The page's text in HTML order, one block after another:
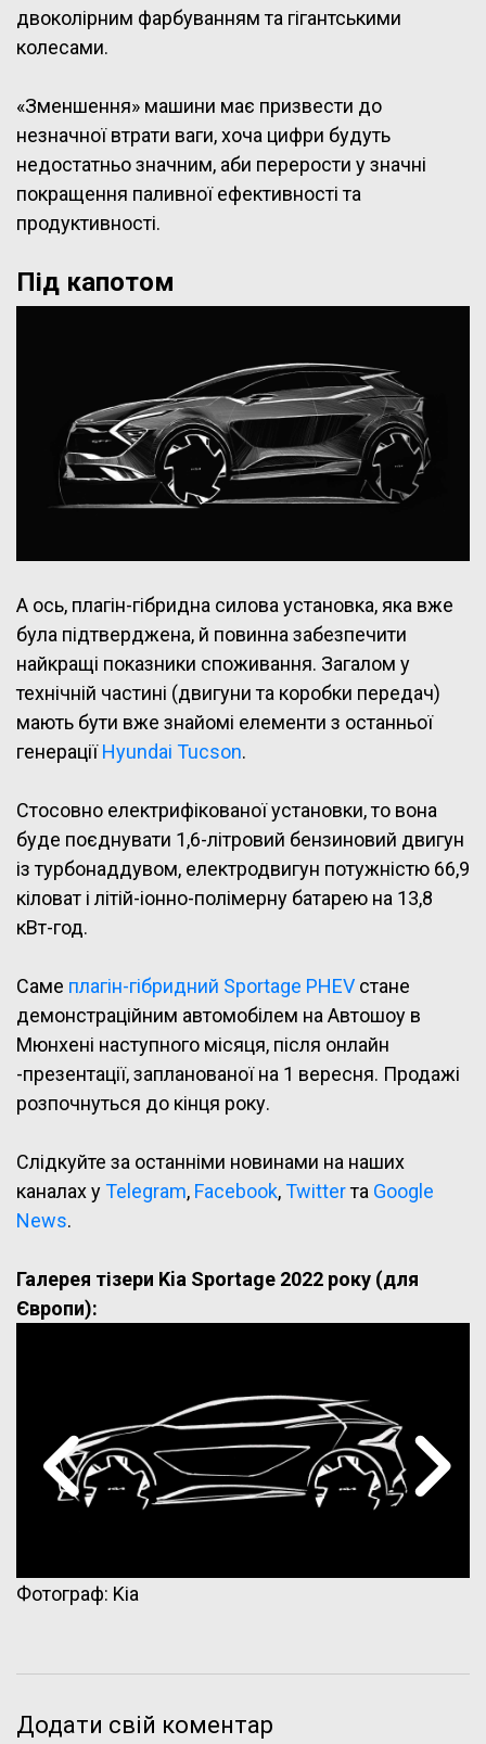
двоколірним фарбуванням та гігантськими
колесами.
«Зменшення» машини має призвести до
незначної втрати ваги, хоча цифри будуть
недостатньо значним, аби перерости у значні
покращення паливної ефективності та
продуктивності.
Під капотом
А ось, плагін-гібридна силова установка, яка вже
була підтверджена, й повинна забезпечити
найкращі показники споживання. Загалом у
технічній частині (двигуни та коробки передач)
мають бути вже знайомі елементи з останньої
генераціїHyundai Tucson.
Стосовно електрифікованої установки, то вона
буде поєднувати 1,6-літровий бензиновий двигун
із турбонаддувом, електродвигун потужністю 66,9
кіловат і літій-іонно-полімерну батарею на 13,8
кВт-год.
Саме плагін-гібридний Sportage PHEV стане
демонстраційним автомобілем на Автошоу в
Мюнхені наступного місяця, після онлайн
-презентації, запланованої на 1 вересня. Продажі
розпочнуться до кінця року.
Слідкуйте за останніми новинами на наших
каналах уTelegram, Facebook,Twitterта Google
News.
Галерея тізери Kia Sportage 2022 року (для
Європи):
Фотограф: Kia
Додати свій коментар